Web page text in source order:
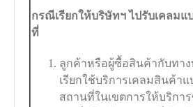
กรณีเรียกให้บริษัทฯ ไปรับเคลมแ
ที่
ลูกค้าหรือผู้ซื้อสินค้ากับทา
เรียกใช้บริการเคลมสินค้า
สถานที่ในเขตการให้บริกา